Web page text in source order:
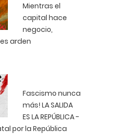
Mientras el
capital hace
negocio,
arden
Fascismo nunca
más! LA SALIDA
ES LA REPÚBLICA -
por la República